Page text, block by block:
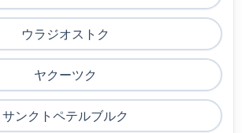
ウラジオストク
ヤクーツク
サンクトペテルブルク